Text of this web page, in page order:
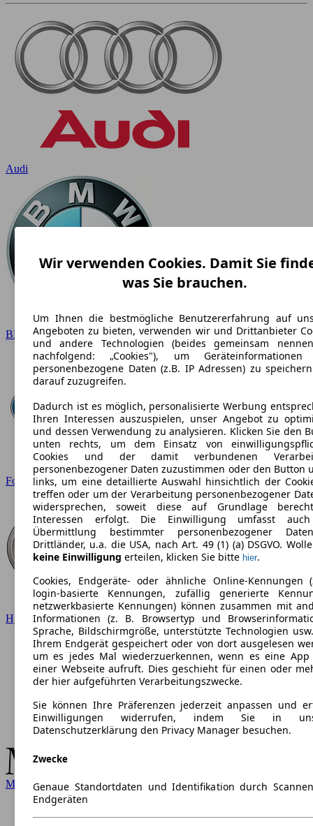
Audi
BMW
Ford
Hyundai
Mercedes-Benz
Wir verwenden Cookies. Damit Sie
was Sie brauchen.
Um Ihnen die bestmögliche Benutzererfahrung auf
Angeboten zu bieten, verwenden wir und Drittanbieter
und andere Technologien (beides gemeinsam
nachfolgend: „Cookies"), um
personenbezogene Daten (z.B. IP Adressen) zu
darauf zuzugreifen.
Dadurch ist es möglich, personalisierte Werbung
Ihren Interessen auszuspielen, unser Angebot zu
und dessen Verwendung zu analysieren. Klicken Sie den
unten rechts, um dem Einsatz von
Cookies und der damit verbundenen
personenbezogener Daten zuzustimmen oder den Button
links, um eine detaillierte Auswahl hinsichtlich der
treffen oder um der Verarbeitung personenbezogener
widersprechen, soweit diese auf Grundlage
Interessen erfolgt. Die Einwilligung umfasst
Übermittlung bestimmter personenbezogener
Drittländer, u.a. die USA, nach Art. 49 (1) (a) DSGVO.
keine Einwilligung erteilen, klicken Sie bitte hier.
Cookies, Endgeräte- oder ähnliche Online-Kennungen
login-basierte Kennungen, zufällig generierte
netzwerkbasierte Kennungen) können zusammen mit
Informationen (z. B. Browsertyp und
Sprache, Bildschirmgröße, unterstützte Technologien
Ihrem Endgerät gespeichert oder von dort ausgelesen
um es jedes Mal wiederzuerkennen, wenn es eine App
einer Webseite aufruft. Dies geschieht für einen oder
der hier aufgeführten Verarbeitungszwecke.
Sie können Ihre Präferenzen jederzeit anpassen und
Einwilligungen widerrufen, indem Sie in
Datenschutzerklärung den Privacy Manager besuchen.
Zwecke
Genaue Standortdaten und Identifikation durch
Endgeräten